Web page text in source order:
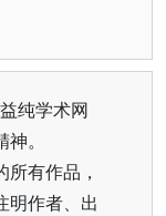
纯学术网
。
有作品，
明作者、出